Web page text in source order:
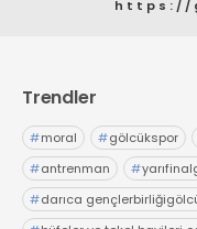
https://
Trendler
#moral #gölcükspor
#antrenman #
#darıca